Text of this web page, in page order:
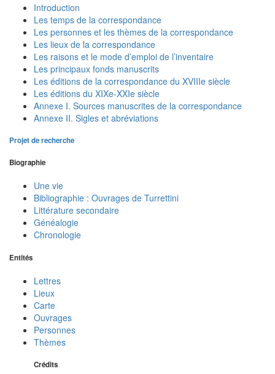
Introduction
Les temps de la correspondance
Les personnes et les thèmes de la correspondance
Les lieux de la correspondance
Les raisons et le mode d’emploi de l’inventaire
Les principaux fonds manuscrits
Les éditions de la correspondance du XVIIIe siècle
Les éditions du XIXe-XXIe siècle
Annexe I. Sources manuscrites de la correspondance
Annexe II. Sigles et abréviations
Projet de recherche
Biographie
Une vie
Bibliographie : Ouvrages de Turrettini
Littérature secondaire
Généalogie
Chronologie
Entités
Lettres
Lieux
Carte
Ouvrages
Personnes
Thèmes
Crédits